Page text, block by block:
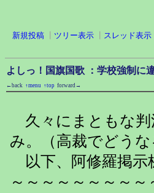
新規投稿 ツリー表示 スレッド表示
よしっ！国旗国歌 ：学校強制
←back ↑menu ↑top forward→
久々にまともな判
み。（高裁でどう
以下、阿修羅掲示
～～～～～～～～